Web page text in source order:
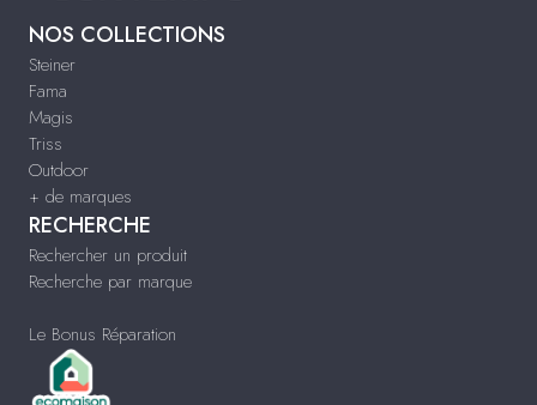
NOS COLLECTIONS
Steiner
Fama
Magis
Triss
Outdoor
+ de marques
RECHERCHE
Rechercher un produit
Recherche par marque
Le Bonus Réparation